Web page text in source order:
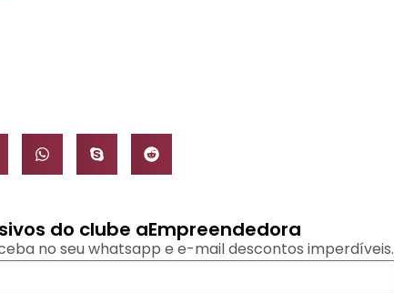
do clube aEmpreendedora
no seu whatsapp e e-mail descontos imperdíveis.